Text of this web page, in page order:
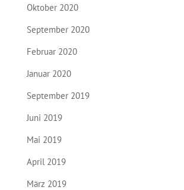
Oktober 2020
September 2020
Februar 2020
Januar 2020
September 2019
Juni 2019
Mai 2019
April 2019
März 2019